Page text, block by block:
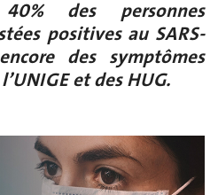
des personnes
positives au SARS-
des symptômes
et des HUG.